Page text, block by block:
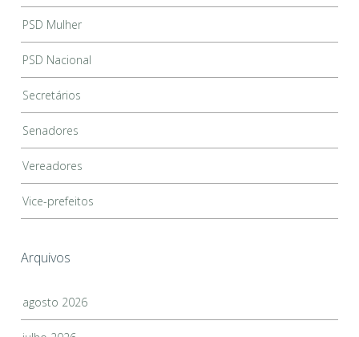
PSD Mulher
PSD Nacional
Secretários
Senadores
Vereadores
Vice-prefeitos
Arquivos
agosto 2026